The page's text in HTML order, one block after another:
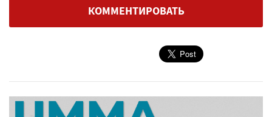
КОММЕНТИРОВАТЬ